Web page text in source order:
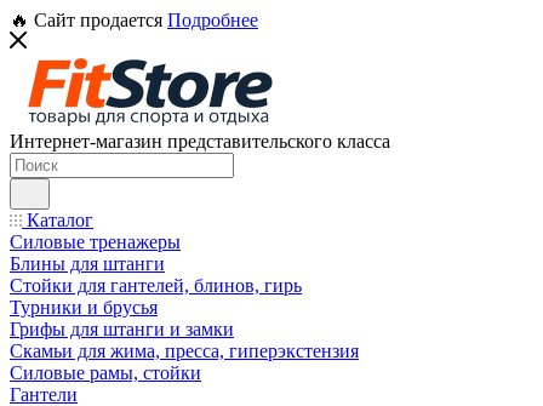
🔥 Сайт продается Подробнее
Интернет-магазин представительского класса
Каталог
Силовые тренажеры
Блины для штанги
Стойки для гантелей, блинов, гирь
Турники и брусья
Грифы для штанги и замки
Скамьи для жима, пресса, гиперэкстензия
Силовые рамы, стойки
Гантели